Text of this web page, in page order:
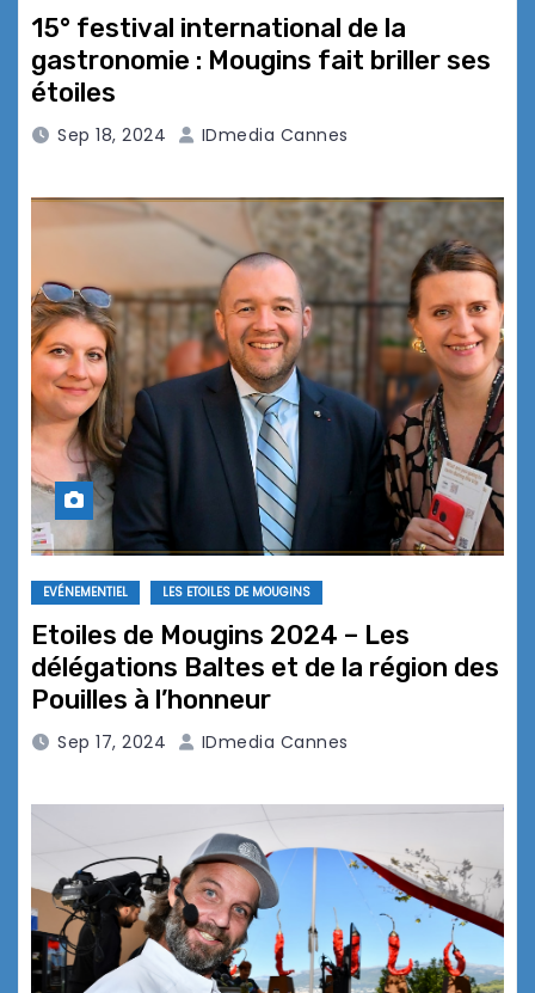
15° festival international de la
gastronomie : Mougins fait briller ses
étoiles
Sep 18, 2024 IDmedia Cannes
EVÉNEMENTIEL LES ETOILES DE MOUGINS
Etoiles de Mougins 2024 – Les
délégations Baltes et de la région des
Pouilles à l’honneur
Sep 17, 2024 IDmedia Cannes